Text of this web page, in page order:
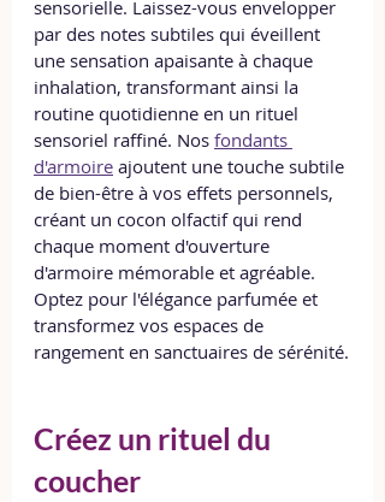
sensorielle. Laissez-vous envelopper
par des notes subtiles qui éveillent
une sensation apaisante à chaque
inhalation, transformant ainsi la
routine quotidienne en un rituel
sensoriel raffiné. Nos fondants
d'armoire ajoutent une touche subtile
de bien-être à vos effets personnels,
créant un cocon olfactif qui rend
chaque moment d'ouverture
d'armoire mémorable et agréable.
Optez pour l'élégance parfumée et
transformez vos espaces de
rangement en sanctuaires de sérénité.
Créez un rituel du
coucher